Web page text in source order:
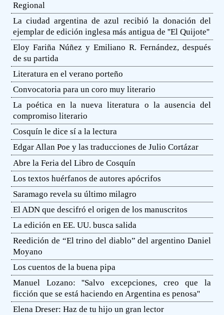
Regional
La ciudad argentina de azul recibió la donación del
ejemplar de edición inglesa más antigua de ''El Quijote''
Eloy Fariña Núñez y Emiliano R. Fernández, después
de su partida
Literatura en el verano porteño
Convocatoria para un coro muy literario
La poética en la nueva literatura o la ausencia del
compromiso literario
Cosquín le dice sí a la lectura
Edgar Allan Poe y las traducciones de Julio Cortázar
Abre la Feria del Libro de Cosquín
Los textos huérfanos de autores apócrifos
Saramago revela su último milagro
El ADN que descifró el origen de los manuscritos
La edición en EE. UU. busca salida
Reedición de “El trino del diablo” del argentino Daniel
Moyano
Los cuentos de la buena pipa
Manuel Lozano: ''Salvo excepciones, creo que la
ficción que se está haciendo en Argentina es penosa''
Elena Dreser: Haz de tu hijo un gran lector